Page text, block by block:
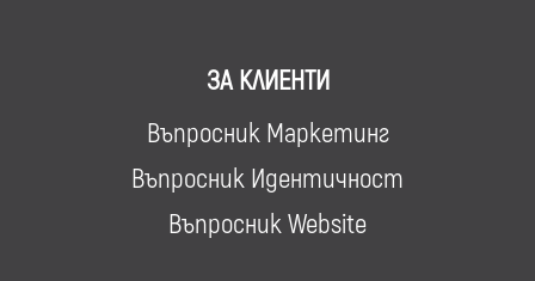
ЗА КЛИЕНТИ
Въпросник Маркетинг
Въпросник Идентичност
Въпросник Website